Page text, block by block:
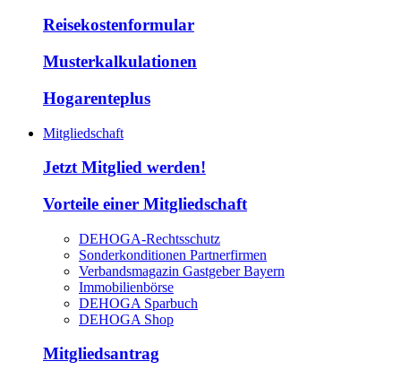
Reisekostenformular
Musterkalkulationen
Hogarenteplus
Mitgliedschaft
Jetzt Mitglied werden!
Vorteile einer Mitgliedschaft
DEHOGA-Rechtsschutz
Sonderkonditionen Partnerfirmen
Verbandsmagazin Gastgeber Bayern
Immobilienbörse
DEHOGA Sparbuch
DEHOGA Shop
Mitgliedsantrag